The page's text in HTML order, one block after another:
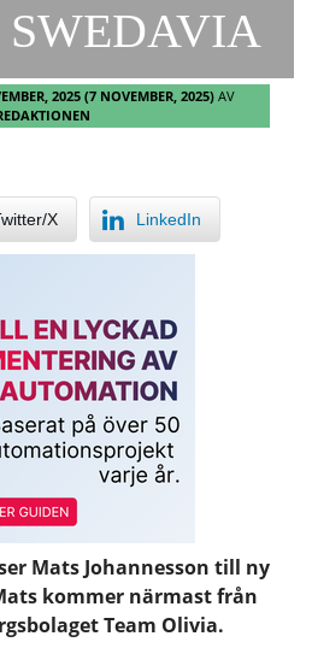
2025(7 NOVEMBER, 2025) AV
X LinkedIn
Mats Johannesson till ny
kommer närmast från
Team Olivia.